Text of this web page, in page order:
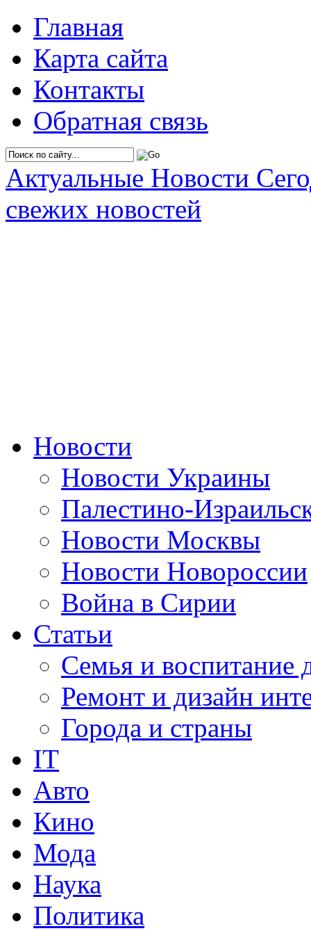
Главная
Карта сайта
Контакты
Обратная связь
Актуальные Новости
свежих новостей
Новости
Новости Украины
Палестино-
Новости Москвы
Новости Новороссии
Война в Сирии
Статьи
Семья и воспитание
Ремонт и дизайн
Города и страны
IT
Авто
Кино
Мода
Наука
Политика